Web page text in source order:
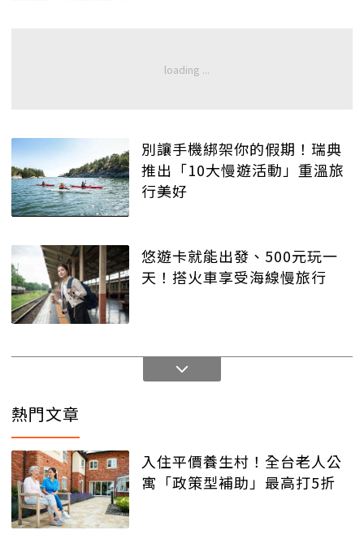
別讓手機綁架你的假期！瑞典
推出「10大慢遊活動」重溫旅
行美好
悠遊卡就能出發、500元玩一
天！搭火車享受海線慢旅行
熱門文章
入住平價養生村！全台老人公
寓「政策型補助」最高打5折